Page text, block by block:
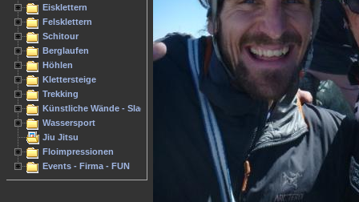
Eisklettern
Felsklettern
Schitour
Berglaufen
Höhlen
Klettersteige
Trekking
Künstliche Wände - Slacken
Wassersport
Jiu Jitsu
Floimpressionen
Events - Firma - FUN